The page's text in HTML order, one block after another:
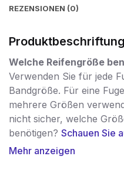
REZENSIONEN (0)
Produktbeschriftung
Welche Reifengröße
Verwenden Sie für jede
Bandgröße. Für eine
mehrere Größen
nicht sicher, welche
benötigen? Schauen Sie
der richtigen Größe!
Mehr anzeigen